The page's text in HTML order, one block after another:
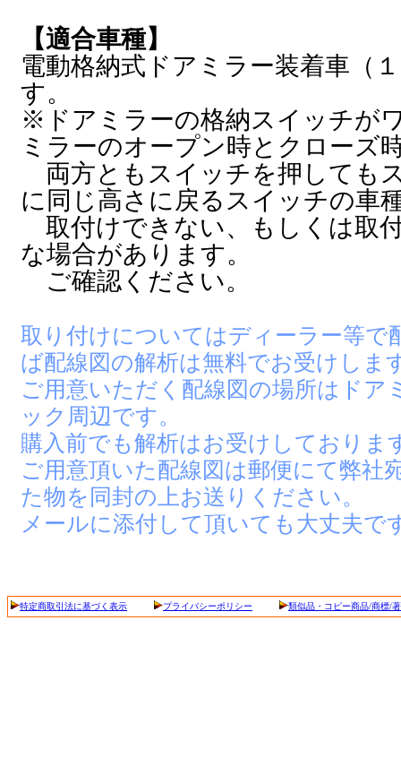
【適合車種】
電動格納式ドアミラー装着車（
す。
※ドアミラーの格納スイッチが
ミラーのオープン時とクローズ
両方ともスイッチを押しても
に同じ高さに戻るスイッチの車
取付けできない、もしくは取
な場合があります。
ご確認ください。
取り付けについてはディーラー等で
ば配線図の解析は無料でお受けしま
ご用意いただく配線図の場所はドア
ック周辺です。
購入前でも解析はお受けしておりま
ご用意頂いた配線図は郵便にて弊社
た物を同封の上お送りください。
メールに添付して頂いても大丈夫で
特定商取引法に基づく表示 プライバシーポリシー 類似品・コピー商品/商標/